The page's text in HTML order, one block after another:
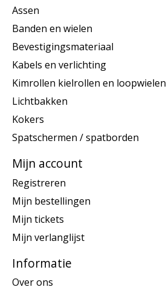
Assen
Banden en wielen
Bevestigingsmateriaal
Kabels en verlichting
Kimrollen kielrollen en loopwielen
Lichtbakken
Kokers
Spatschermen / spatborden
Mijn account
Registreren
Mijn bestellingen
Mijn tickets
Mijn verlanglijst
Informatie
Over ons